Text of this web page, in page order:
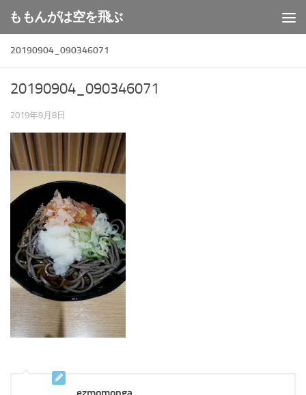
コンテンツへスキップ
ももんがは空を飛ぶ
20190904_090346071
20190904_090346071
2019年9月8日